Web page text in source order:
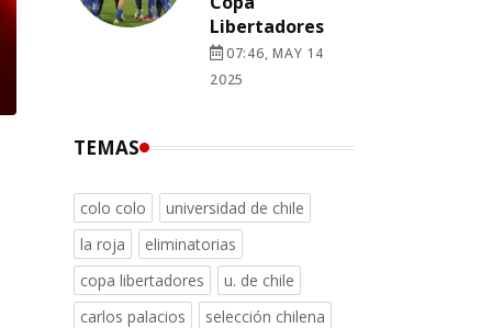
Libertadores
07:46, MAY 14
2025
TEMAS
colo colo
universidad de chile
la roja
eliminatorias
copa libertadores
u. de chile
carlos palacios
selección chilena